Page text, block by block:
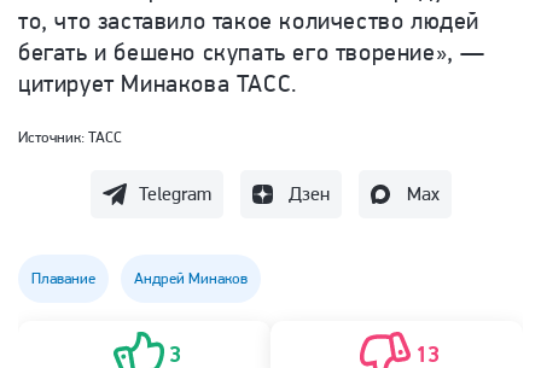
то, что заставило такое количество людей
бегать и бешено скупать его творение», —
цитирует Минакова ТАСС.
Источник: ТАСС
Telegram Дзен Max
Плавание Андрей Минаков
3 13